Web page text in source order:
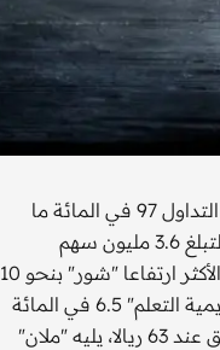
تراجعت السوق الموازية "نمو" 42 نقطة بنحو 0.17 في المائة لتغلق عند 24679 نقطة. وارتفعت قيمة التداول 97 في المائة ما
يعادل 14 مليونا إلى 28 مليون ريال، بينما زادت الأسهم المتداولة 330 في المائة بواقع 2.8 مليون سهم لتبلغ 3.6 مليون سهم
متداول، أما الصفقات فقد بلغت 2713 صفقة مرتفعة 377 صفقة بمقدار 16 في المائة. وتصدر الأسهم الأكثر ارتفاعا "شور" بنحو 10
في المائة ليبلغ 46.25 ريال، يليه "إدارات" بـ6.6 في المائة ليصل إلى 399.60 ريال، وحل ثالثا سهم "أكاديمية التعلم" 6.5 في المائة
حيث أغلق عند 9.80 ريال. في المقابل، تصدر الأسهم الأكثر انخفاضا "أقاسيم" بواقع 7.3 في المائة ليغلق عند 63 ريالا، يليه "ملان"